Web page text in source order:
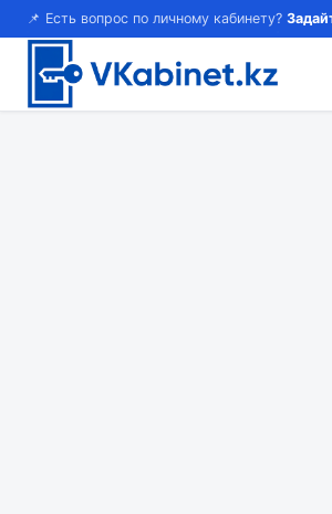
📌 Есть вопрос по личному кабинету? Задайте